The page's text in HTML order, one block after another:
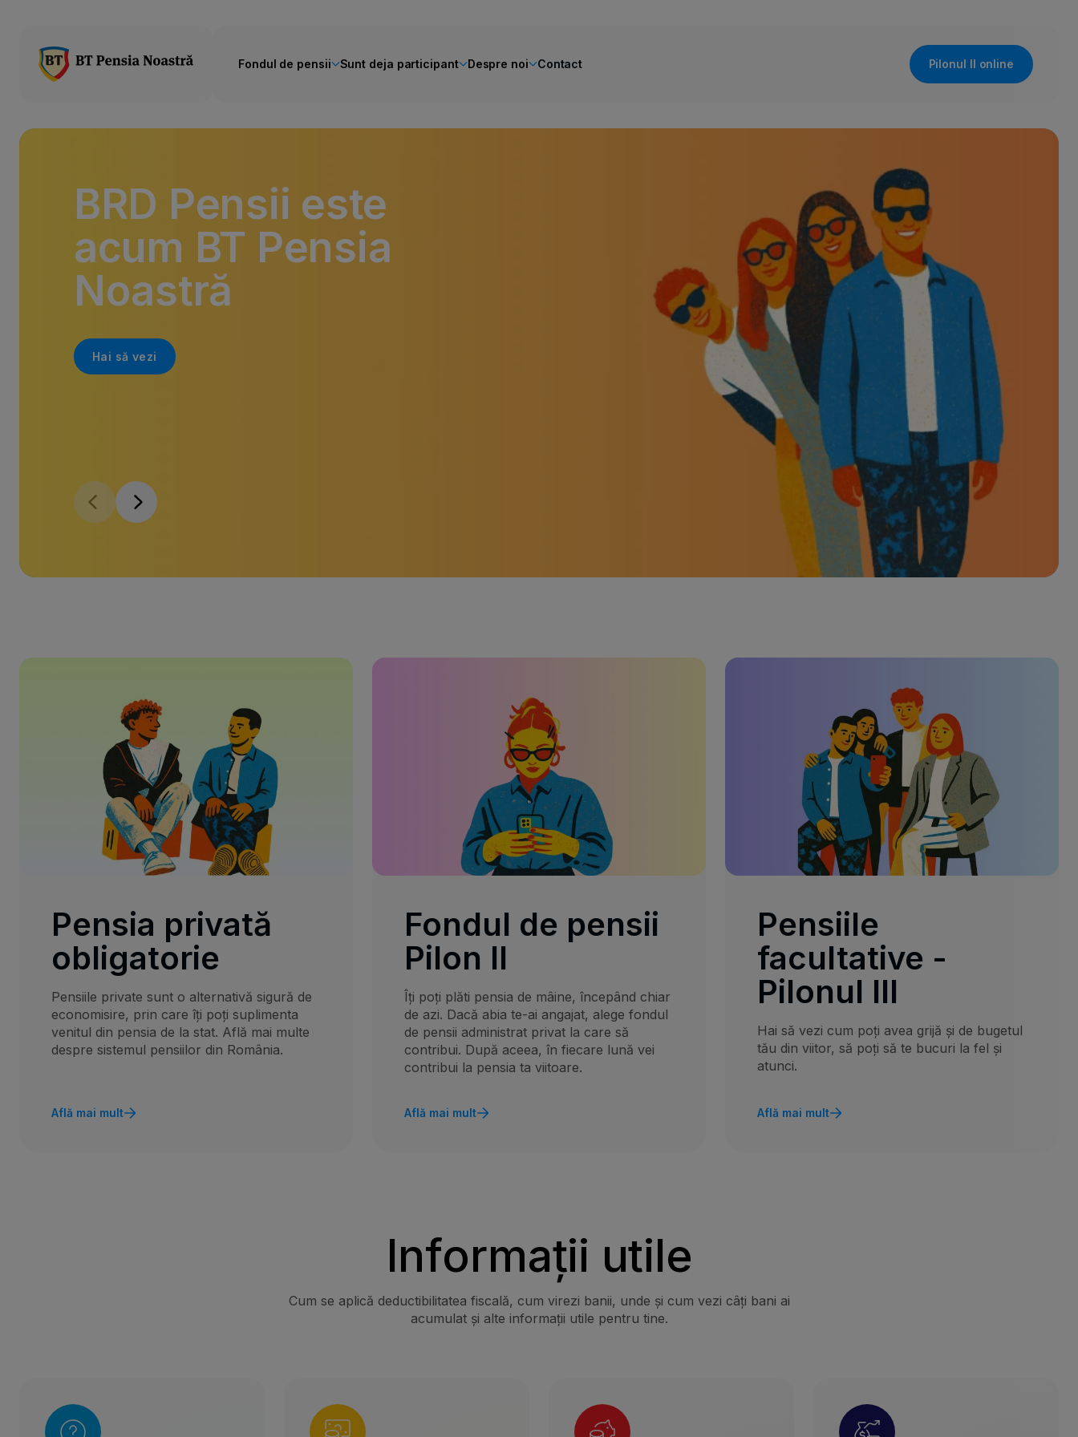
Fondul de pensii Sunt deja participant Despre noi Contact Pilonul II online
BRD Pensii este
acum BT Pensia
Noastră
Hai să vezi
Pensia privată
obligatorie
Pensiile private sunt o alternativă sigură de
economisire, prin care îți poți suplimenta
venitul din pensia de la stat. Află mai multe
despre sistemul pensiilor din România.
Află mai mult
Fondul de pensii
Pilon II
Îți poți plăti pensia de mâine, începând chiar
de azi. Dacă abia te-ai angajat, alege fondul
de pensii administrat privat la care să
contribui. După aceea, în fiecare lună vei
contribui la pensia ta viitoare.
Află mai mult
Pensiile
facultative -
Pilonul III
Hai să vezi cum poți avea grijă și de bugetul
tău din viitor, să poți să te bucuri la fel și
atunci.
Află mai mult
Informații utile
Cum se aplică deductibilitatea fiscală, cum virezi banii, unde și cum vezi câți bani ai
acumulat și alte informații utile pentru tine.
Banca Transilvania Banca Transilvania Banca Transilvania Banca Transilvania